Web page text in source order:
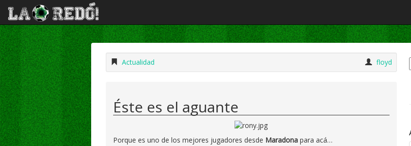
Actualidad floyd
Éste es el aguante
Porque es uno de los mejores jugadores desde Maradona para acá…